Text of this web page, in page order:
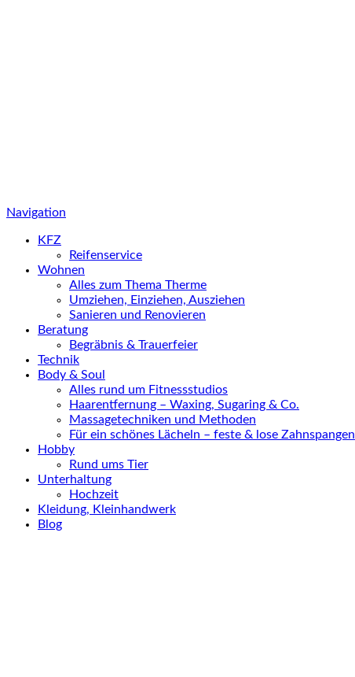
Navigation
KFZ
Reifenservice
Wohnen
Alles zum Thema Therme
Umziehen, Einziehen, Ausziehen
Sanieren und Renovieren
Beratung
Begräbnis & Trauerfeier
Technik
Body & Soul
Alles rund um Fitnessstudios
Haarentfernung – Waxing, Sugaring & Co.
Massagetechniken und Methoden
Für ein schönes Lächeln – feste & lose Zahnspangen
Hobby
Rund ums Tier
Unterhaltung
Hochzeit
Kleidung, Kleinhandwerk
Blog